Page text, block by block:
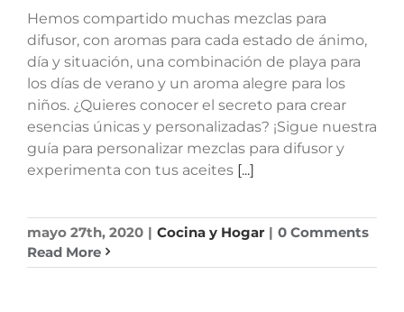
Hemos compartido muchas mezclas para
difusor, con aromas para cada estado de ánimo,
día y situación, una combinación de playa para
los días de verano y un aroma alegre para los
niños. ¿Quieres conocer el secreto para crear
esencias únicas y personalizadas? ¡Sigue nuestra
guía para personalizar mezclas para difusor y
experimenta con tus aceites [...]
mayo 27th, 2020 | Cocina y Hogar | 0 Comments
Read More